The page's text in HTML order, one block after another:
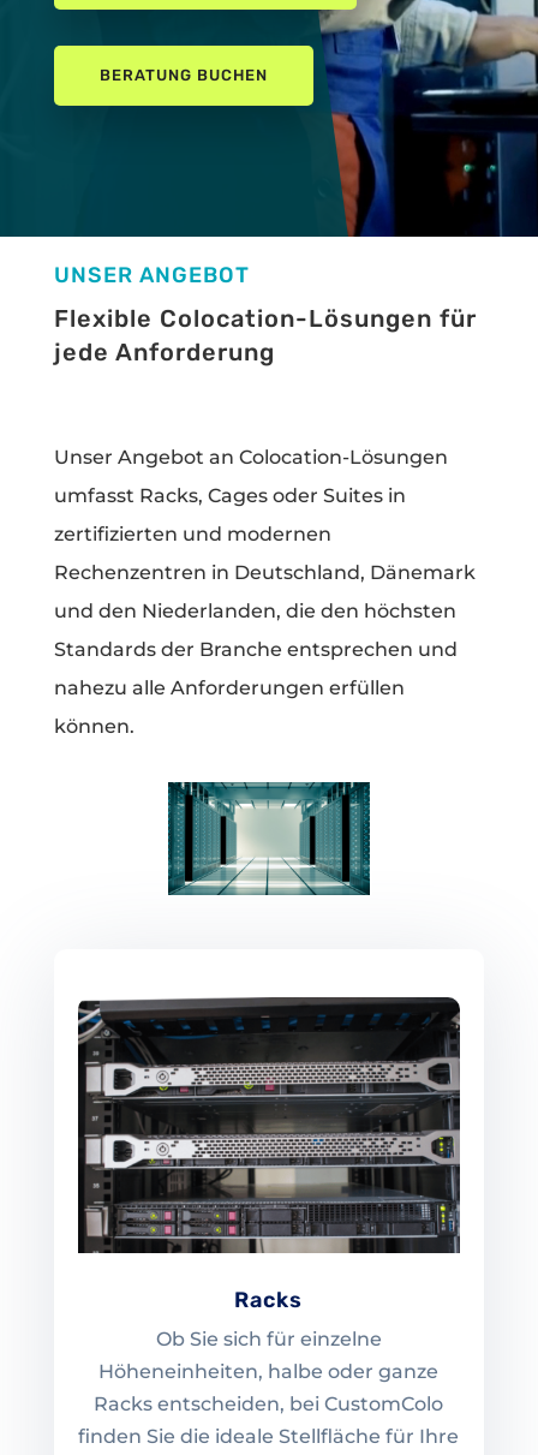
BERATUNG BUCHEN
UNSER ANGEBOT
Flexible Colocation-Lösungen für
jede Anforderung
Unser Angebot an Colocation-Lösungen
umfasst Racks, Cages oder Suites in
zertifizierten und modernen
Rechenzentren in Deutschland, Dänemark
und den Niederlanden, die den höchsten
Standards der Branche entsprechen und
nahezu alle Anforderungen erfüllen
können.
Racks
Ob Sie sich für einzelne
Höheneinheiten, halbe oder ganze
Racks entscheiden, bei CustomColo
finden Sie die ideale Stellfläche für Ihre